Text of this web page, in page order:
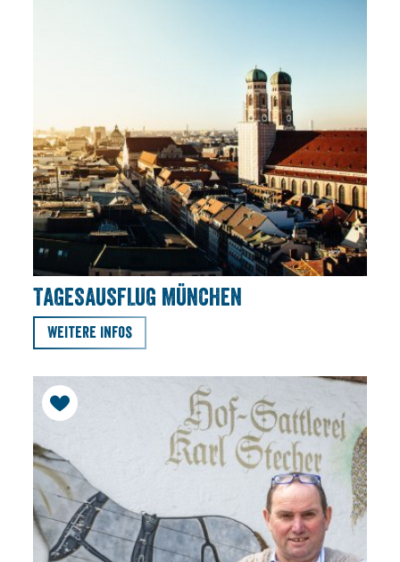
TAGESAUSFLUG MÜNCHEN
Weitere Infos